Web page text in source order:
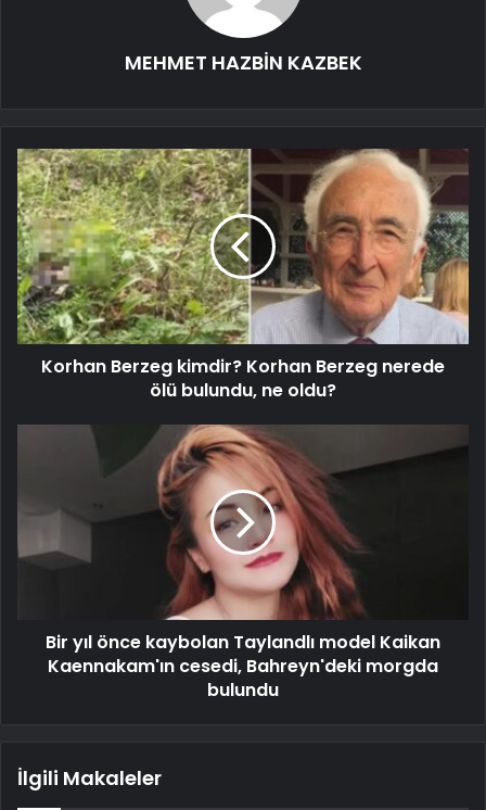
MEHMET HAZBİN KAZBEK
Korhan Berzeg kimdir? Korhan Berzeg nerede
ölü bulundu, ne oldu?
Bir yıl önce kaybolan Taylandlı model Kaikan
Kaennakam'ın cesedi, Bahreyn'deki morgda
bulundu
İlgili Makaleler